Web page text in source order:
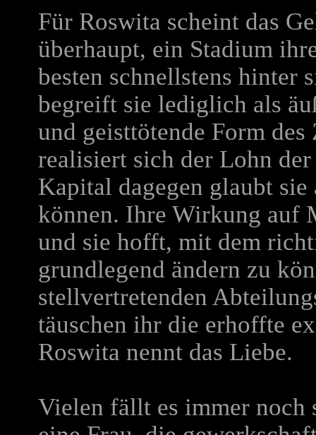
Für Roswita scheint das
überhaupt, ein Stadium
besten schnellstens hinter
begreift sie lediglich als
und geisttötende Form
realisiert sich der Lohn
Kapital dagegen glaubt
können. Ihre Wirkung auf
und sie hofft, mit dem
grundlegend ändern zu
stellvertretenden
täuschen ihr die erhoffte
Roswita nennt das Liebe.
Vielen fällt es immer noch